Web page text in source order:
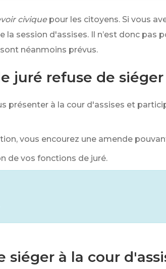
civique pour les citoyens. Si vous
session d'assises. Il n’est donc pas
sont néanmoins prévus.
juré refuse de siéger
présenter à la cour d'assises et
vous encourez une amende
de vos fonctions de juré.
à la cour